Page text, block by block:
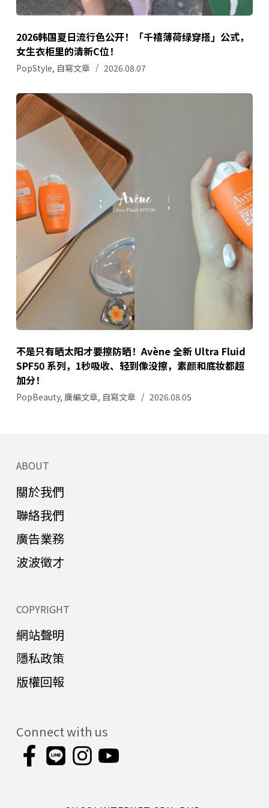
2026韩国夏日流行色公开！「千禧薄荷绿穿搭」公式，
女生衣柜里的清新C位！
PopStyle, 自寫文章 2026.08.07
不是只有晒太阳才要擦防晒！Avène 全新 Ultra Fluid
SPF50 系列，1秒吸收、轻到像没擦，素颜和底妆都超
加分！
PopBeauty, 廣編文章, 自寫文章 2026.08.05
ABOUT
關於我們
聯絡我們
廣告業務
波波徵才
COPYRIGHT
網站聲明
隱私政策
版權回報
Connect with us